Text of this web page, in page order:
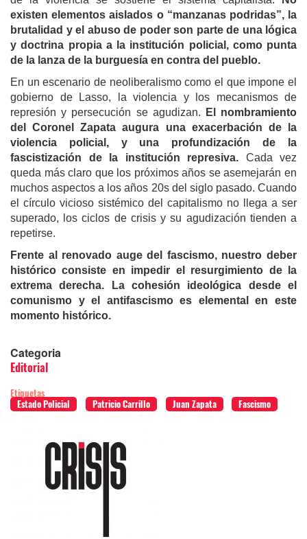
existen elementos aislados o “manzanas podridas”, la
brutalidad y el abuso de poder son parte de una lógica
y doctrina propia a la institución policial, como punta
de la lanza de la burguesía en contra del pueblo.
En un escenario de neoliberalismo como el que impone el
gobierno de Lasso, la violencia y los mecanismos de
represión y persecución se agudizan.
El nombramiento
del Coronel Zapata augura una exacerbación de la
violencia policial, y una profundización de la
fascistización de la institución represiva. Cada vez
queda más claro que los próximos años se asemejarán en
muchos aspectos a los años 20s del siglo pasado. Cuando
el círculo vicioso sistémico del capitalismo no llega a ser
superado, los ciclos de crisis y su agudización tienden a
repetirse.
Frente al renovado auge del fascismo, nuestro deber
históricoconsiste en impedir el resurgimiento de la
extrema derecha.
La cohesión ideológica desde el
comunismo y el antifascismo es elemental en este
momento histórico.
Categoria
Editorial
Etiquetas
Estado Policial
Patricio Carrillo Juan Zapata Fascismo